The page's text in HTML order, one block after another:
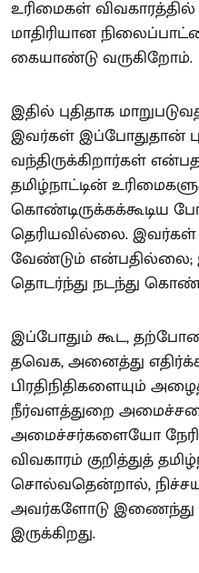
உரிமைகள் விவகாரத்தில்
மாதிரியான
கையாண்டு வருகிறோம்.
இதில் புதிதாக
இவர்கள் இப்போதுதான்
வந்திருக்கிறார்கள்
தமிழ்நாட்டின்
கொண்டிருக்கக்கூடிய
தெரியவில்லை.
வேண்டும் என்பதில்லை;
தொடர்ந்து நடந்து
இப்போதும் கூட,
தவெக, அனைத்து
பிரதிநிதிகளையும்
நீர்வளத்துறை
அமைச்சர்களையோ நேரில்
விவகாரம் குறித்துத்
சொல்வதென்றால்,
அவர்களோடு இணைந்து
இருக்கிறது.